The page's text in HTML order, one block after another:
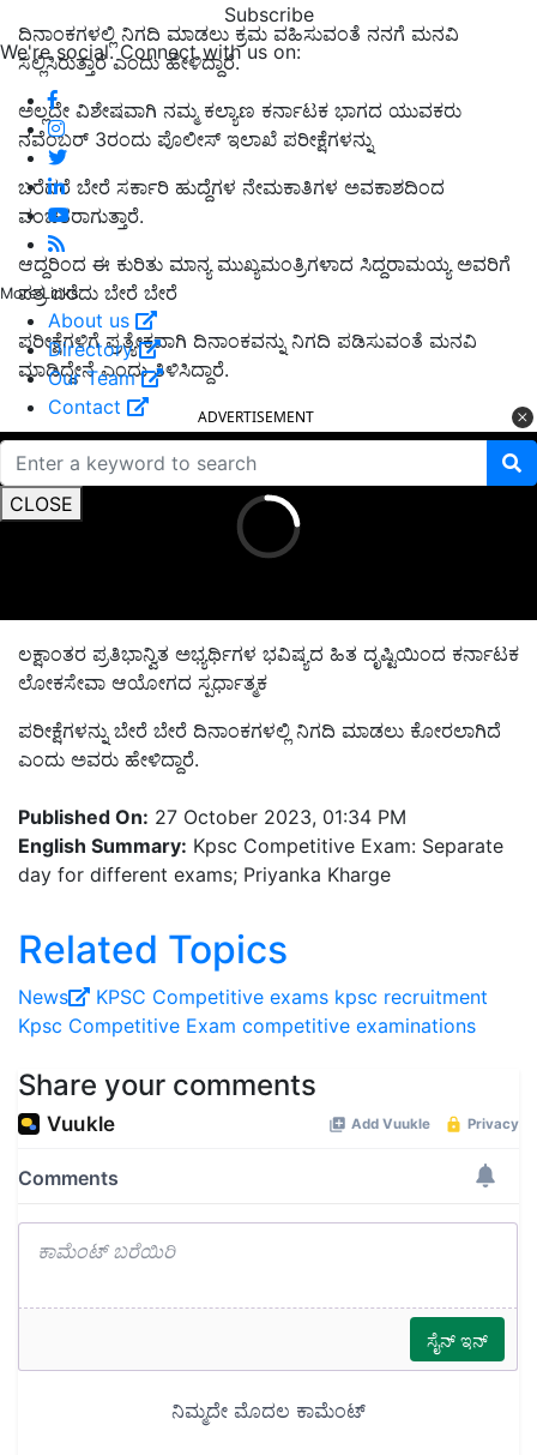
Subscribe
We're social. Connect with us on:
More Links
About us
Directory
Our Team
Contact
CLOSE
ದಿನಾಂಕಗಳಲ್ಲಿ ನಿಗದಿ ಮಾಡಲು ಕ್ರಮ ವಹಿಸುವಂತೆ ನನಗೆ ಮನವಿ
ಸಲ್ಲಿಸಿರುತ್ತಾರೆ ಎಂದು ಹೇಳಿದ್ದಾರೆ.
ಅಲ್ಲದೇ ವಿಶೇಷವಾಗಿ ನಮ್ಮ ಕಲ್ಯಾಣ ಕರ್ನಾಟಕ ಭಾಗದ ಯುವಕರು
ನವೆಂಬರ್ 3ರಂದು ಪೊಲೀಸ್ ಇಲಾಖೆ ಪರೀಕ್ಷೆಗಳನ್ನು
ಬರೆದರೆ ಬೇರೆ ಸರ್ಕಾರಿ ಹುದ್ದೆಗಳ ನೇಮಕಾತಿಗಳ ಅವಕಾಶದಿಂದ
ವಂಚಿತರಾಗುತ್ತಾರೆ.
ಆದ್ದರಿಂದ ಈ ಕುರಿತು ಮಾನ್ಯ ಮುಖ್ಯಮಂತ್ರಿಗಳಾದ ಸಿದ್ದರಾಮಯ್ಯ ಅವರಿಗೆ
ಪತ್ರ ಬರೆದು ಬೇರೆ ಬೇರೆ
ಪರೀಕ್ಷೆಗಳಿಗೆ ಪ್ರತ್ಯೇಕವಾಗಿ ದಿನಾಂಕವನ್ನು ನಿಗದಿ ಪಡಿಸುವಂತೆ ಮನವಿ
ಮಾಡಿದ್ದೇನೆ ಎಂದು ತಿಳಿಸಿದ್ದಾರೆ.
ADVERTISEMENT
ಲಕ್ಷಾಂತರ ಪ್ರತಿಭಾನ್ವಿತ ಅಭ್ಯರ್ಥಿಗಳ ಭವಿಷ್ಯದ ಹಿತ ದೃಷ್ಟಿಯಿಂದ ಕರ್ನಾಟಕ
ಲೋಕಸೇವಾ ಆಯೋಗದ ಸ್ಪರ್ಧಾತ್ಮಕ
ಪರೀಕ್ಷೆಗಳನ್ನು ಬೇರೆ ಬೇರೆ ದಿನಾಂಕಗಳಲ್ಲಿ ನಿಗದಿ ಮಾಡಲು ಕೋರಲಾಗಿದೆ
ಎಂದು ಅವರು ಹೇಳಿದ್ದಾರೆ.
Published On: 27 October 2023, 01:34 PM
English Summary: Kpsc Competitive Exam: Separate
day for different exams; Priyanka Kharge
Related Topics
News KPSC Competitive exams kpsc recruitment
Kpsc Competitive Exam competitive examinations
Share your comments